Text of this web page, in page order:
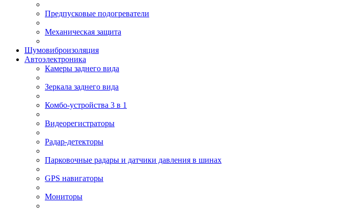
Предпусковые подогреватели
Механическая защита
Шумовиброизоляция
Автоэлектроника
Камеры заднего вида
Зеркала заднего вида
Комбо-устройства 3 в 1
Видеорегистраторы
Радар-детекторы
Парковочные радары и датчики давления в шинах
GPS навигаторы
Мониторы